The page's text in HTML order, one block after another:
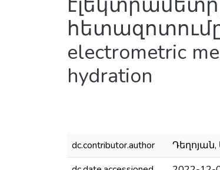
հետազոտումը
electrometric
hydration
dc.contributor.author
Դեղոյան,